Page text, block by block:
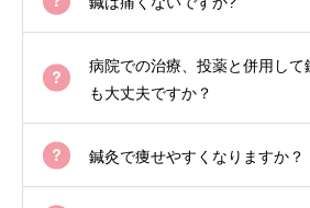
病院での治療、投薬と併用して
も大丈夫ですか？
鍼灸で痩せやすくなりますか？